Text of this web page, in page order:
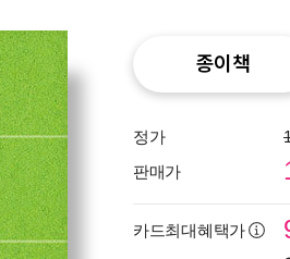
종이책
정가
판매가
카드최대혜택가